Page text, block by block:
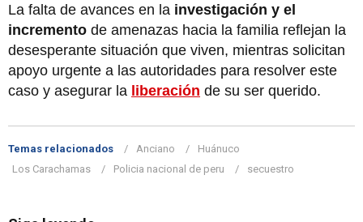
La falta de avances en la investigación y el
incremento de amenazas hacia la familia reflejan la
desesperante situación que viven, mientras solicitan
apoyo urgente a las autoridades para resolver este
caso y asegurar la liberación de su ser querido.
Temas relacionados Anciano
Huánuco
Los Carachamas
Policia nacional de peru secuestro